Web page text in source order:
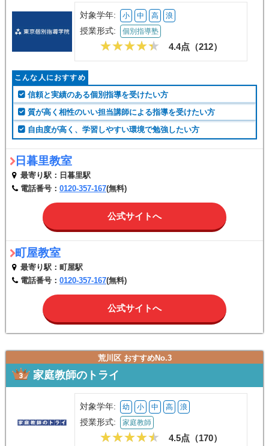
対象学年: 小 中 高 浪
授業形式: 個別指導塾
4.4点（212）
こんな人におすすめ
信頼と実績のある個別指導を受けたい方
質が高く相性のいい担当講師による指導を受けたい方
自由度が高く、学習しやすい環境で勉強したい方
日暮里教室
最寄り駅：日暮里駅
電話番号： 0120-357-167(無料)
公式サイトへ
町屋教室
最寄り駅：町屋駅
電話番号： 0120-357-167(無料)
公式サイトへ
荒川区 おすすめNo.3
家庭教師のトライ
対象学年: 幼 小 中 高 浪
授業形式: 家庭教師
4.5点（170）